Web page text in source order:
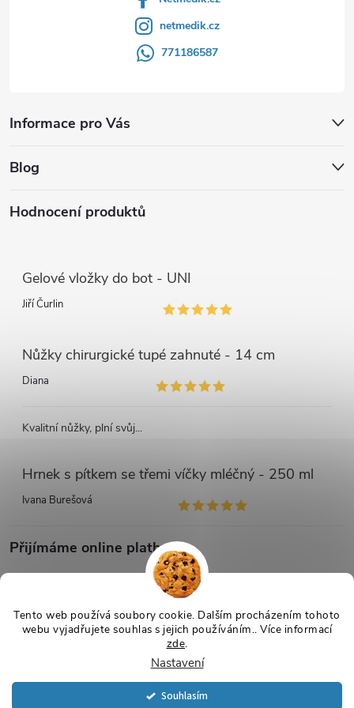
Tento web používá soubory cookie. Dalším procházením tohoto
webu vyjadřujete souhlas s jejich používáním.. Více informací
zde.
Nastavení
Souhlasím
Informace pro Vás
netmedik.cz
771186587
Blog
Hodnocení produktů
Gelové vložky do bot - UNI
Jiří Čurlin
Nůžky chirurgické tupé zahnuté - 14 cm
Diana
Kvalitní nůžky, plní svůj...
Hrnek s pítkem se třemi víčky mléčný - 250 ml
Ivana Burešová
Přijímáme online platby
Vytvořil Shoptet
. Všechna práva vyhrazena.
nastavení cookies